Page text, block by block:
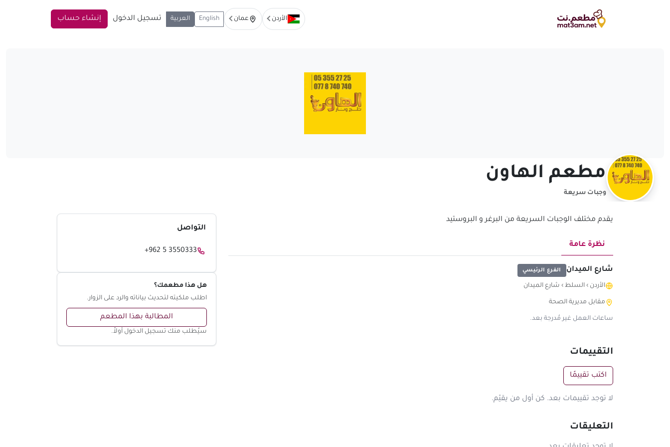
الأردن عمان English العربية تسجيل الدخول إنشاء حساب
مطعم الهاون
وجبات سريعة
يقدم مختلف الوجبات السريعة من البرغر و البروستيد
نظرة عامة
شارع الميدان الفرع الرئيسي
الأردن › السلط › شارع الميدان
مقابل مديرية الصحة
ساعات العمل غير مُدرجة بعد.
التقييمات
اكتب تقييمًا
لا توجد تقييمات بعد. كن أول من يقيّم.
التعليقات
التواصل
+962 5 3550333
هل هذا مطعمك؟
اطلب ملكيته لتحديث بياناته والرد على الزوار.
المطالبة بهذا المطعم
سيُطلب منك تسجيل الدخول أولاً.